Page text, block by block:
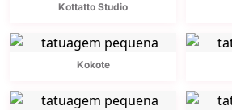
Kottatto Studio
Kokote